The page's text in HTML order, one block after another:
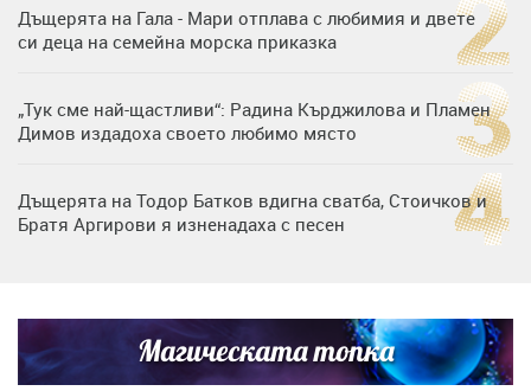
Дъщерята на Гала - Мари отплава с любимия и двете
си деца на семейна морска приказка
„Тук сме най-щастливи“: Радина Кърджилова и Пламен
Димов издадоха своето любимо място
Дъщерята на Тодор Батков вдигна сватба, Стоичков и
Братя Аргирови я изненадаха с песен
Списъкът е ясен: Джей Ло и Риана във ВИП гостите на
Магическата топка